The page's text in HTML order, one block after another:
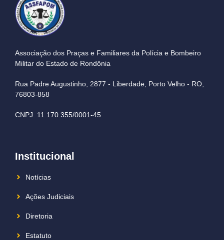
Associação dos Praças e Familiares da Polícia e Bombeiro
Militar do Estado de Rondônia
Rua Padre Augustinho, 2877 - Liberdade, Porto Velho - RO,
76803-858
CNPJ: 11.170.355/0001-45
Institucional
Notícias
Ações Judiciais
Diretoria
Estatuto